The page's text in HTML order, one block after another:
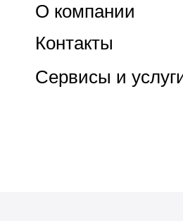
Контакты
О компании
Сервисы и